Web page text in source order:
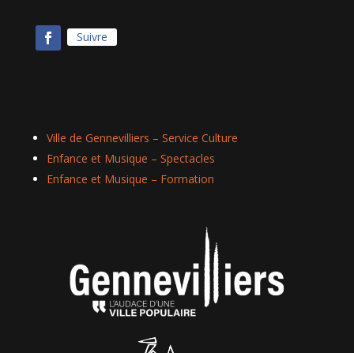
Suivre
Ville de Gennevilliers – Service Culture
Enfance et Musique – Spectacles
Enfance et Musique – Formation